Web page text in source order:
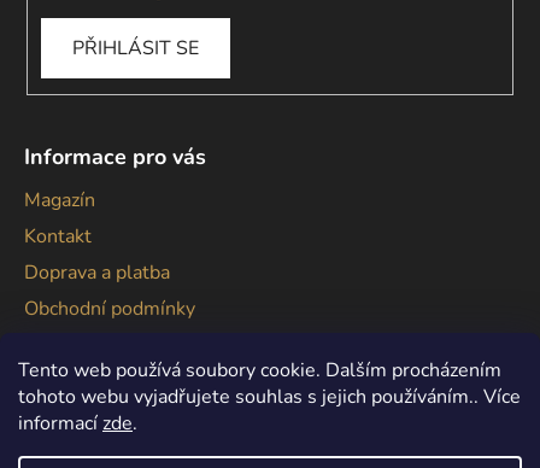
Tento web používá soubory cookie. Dalším procházením
tohoto webu vyjadřujete souhlas s jejich používáním.. Více
informacízde.
PŘIHLÁSIT SE
Informace pro vás
Magazín
Kontakt
Doprava a platba
Obchodní podmínky